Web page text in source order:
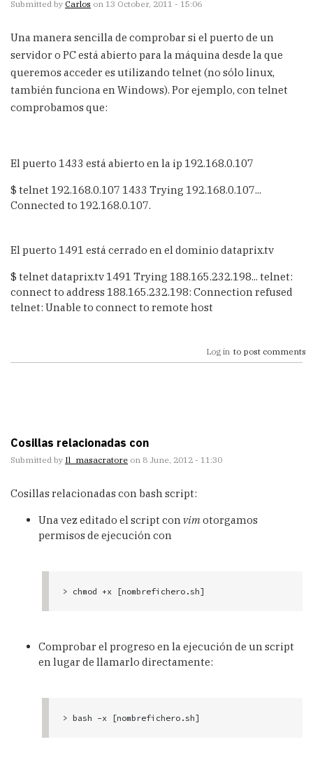
Submitted by Carlos on 13 October, 2011 - 15:06
Una manera sencilla de comprobar si el puerto de un
servidor o PC está abierto para la máquina desde la que
queremos acceder es utilizando telnet (no sólo linux,
también funciona en Windows). Por ejemplo, con telnet
comprobamos que:
El puerto 1433 está abierto en la ip 192.168.0.107
$ telnet 192.168.0.107 1433 Trying 192.168.0.107...
Connected to 192.168.0.107.
El puerto 1491 está cerrado en el dominio dataprix.tv
$ telnet dataprix.tv 1491 Trying 188.165.232.198... telnet:
connect to address 188.165.232.198: Connection refused
telnet: Unable to connect to remote host
Log in to post comments
Cosillas relacionadas con
Submitted by Il_masacratore on 8 June, 2012 - 11:30
Cosillas relacionadas con bash script:
Una vez editado el script con vimotorgamos
permisos de ejecución con
> chmod +x [nombrefichero.sh]
Comprobar el progreso en la ejecución de un script
en lugar de llamarlo directamente:
> bash -x [nombrefichero.sh]